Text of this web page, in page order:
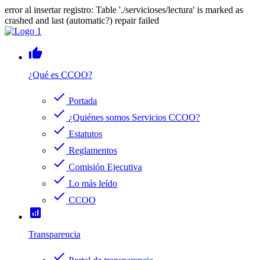
error al insertar registro: Table './servicioses/lectura' is marked as
crashed and last (automatic?) repair failed
thumb_up
¿Qué es CCOO?
check Portada
check ¿Quiénes somos Servicios CCOO?
check Estatutos
check Reglamentos
check Comisión Ejecutiva
check Lo más leído
check CCOO
analytics
Transparencia
check